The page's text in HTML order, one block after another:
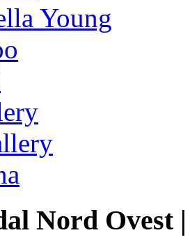
Young
Nord Ovest